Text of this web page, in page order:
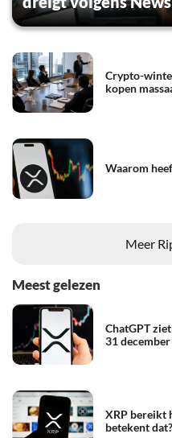
Crypto-
kopen
Waarom
Meer
Meest gelezen
ChatGPT
31
XRP bereikt
betekent dat?